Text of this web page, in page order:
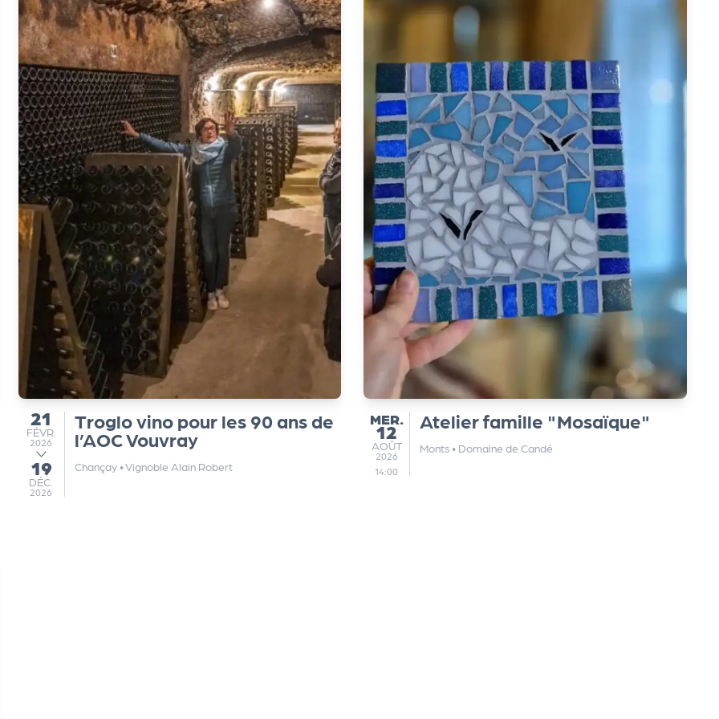
du
21
FÉVRIER
FÉVR.
2026
au
19
DÉCEMBRE
DÉC.
2026
Troglo vino pour les 90 ans de
l’AOC Vouvray
Chançay •Vignoble Alain Robert
MERCREDI
MER.
12
AOÛT
AOÛT
2026
14:00
Atelier famille "Mosaïque"
Monts • Domaine de Candé